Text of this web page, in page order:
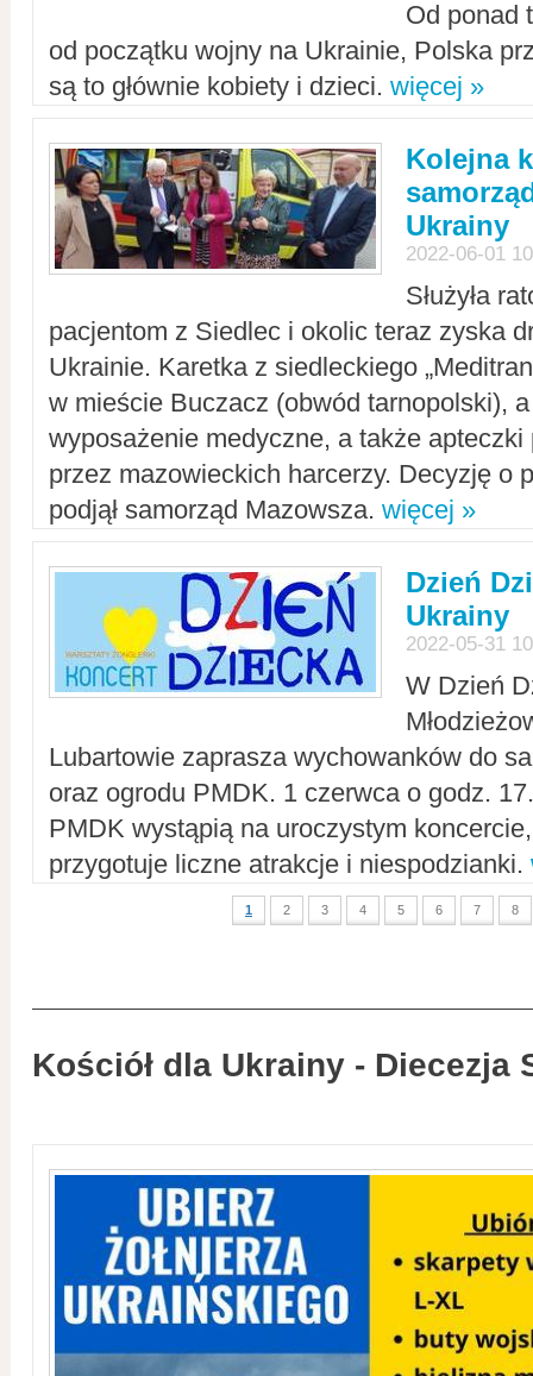
Od ponad
od początku wojny na Ukrainie, Polska
są to głównie kobiety i dzieci. więcej »
Kolejna
Ukrainy
2022-06-01
Służyła
pacjentom z Siedlec i okolic teraz zyska
Ukrainie. Karetka z siedleckiego
w mieście Buczacz (obwód tarnopolski),
wyposażenie medyczne, a także apteczki
przez mazowieckich harcerzy. Decyzję o
podjął samorząd Mazowsza. więcej »
Dzień
Ukrainy
2022-05-31
W Dzień
Lubartowie zaprasza wychowanków do
oraz ogrodu PMDK. 1 czerwca o godz.
PMDK wystąpią na uroczystym
przygotuje liczne atrakcje i niespodzianki.
1 2 3 4 5 6 7 8
Kościół dla Ukrainy - Diecezja